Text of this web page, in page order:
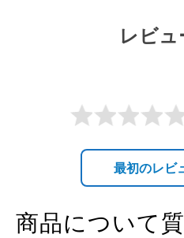
レビュ
最初のレビ
商品について